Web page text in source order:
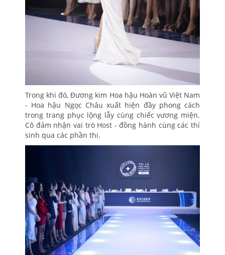
Trong khi đó, Đương kim Hoa hậu Hoàn vũ Việt Nam
- Hoa hậu Ngọc Châu xuất hiện đầy phong cách
trong trang phục lộng lẫy cùng chiếc vương miện.
Cô đảm nhận vai trò Host - đồng hành cùng các thí
sinh qua các phần thi.